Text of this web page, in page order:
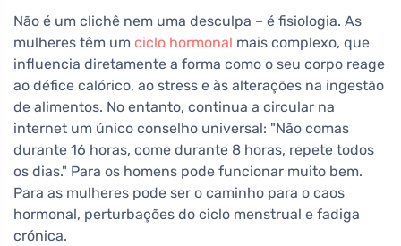
Não é um clichê nem uma desculpa – é fisiologia. As
mulheres têm um ciclo hormonal mais complexo, que
influencia diretamente a forma como o seu corpo reage
ao défice calórico, ao stress e às alterações na ingestão
de alimentos. No entanto, continua a circular na
internet um único conselho universal: "Não comas
durante 16 horas, come durante 8 horas, repete todos
os dias." Para os homens pode funcionar muito bem.
Para as mulheres pode ser o caminho para o caos
hormonal, perturbações do ciclo menstrual e fadiga
crónica.